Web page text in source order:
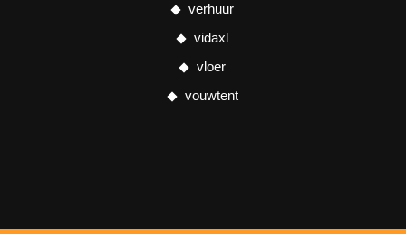
verhuur
vidaxl
vloer
vouwtent